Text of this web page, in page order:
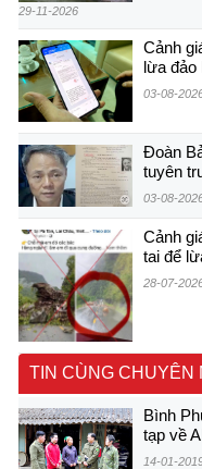
29-11-2026
Cảnh
lừa đảo
03-08-
Đoàn
tuyên
03-08-
Cảnh
tai để
28-07-
TIN CÙNG CHUYÊN
Bình
tạp về
14-01-